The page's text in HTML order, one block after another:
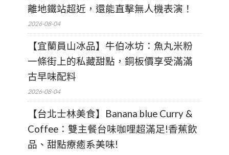
離地鐵站超近，還能直擊無人機表演！
2026-08-04
【宜蘭員山冰品】牛伯冰坊：魚丸米粉
一條街上的私藏甜點，銅板價享受滿滿
古早味配料
2026-08-04
【台北士林美食】Banana blue Curry &
Coffee：雙主餐台味咖哩超滿足!香蕉飲
品、甜點療癒系美味!